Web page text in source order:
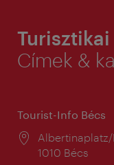
Címek &
Tourist-Info Bécs
Helyszín:
1010 Bécs